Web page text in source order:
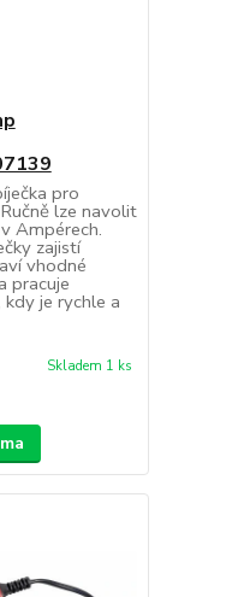
pro
lze navolit
Ampérech.
zajistí
vhodné
pracuje
je rychle a
Skladem 1 ks